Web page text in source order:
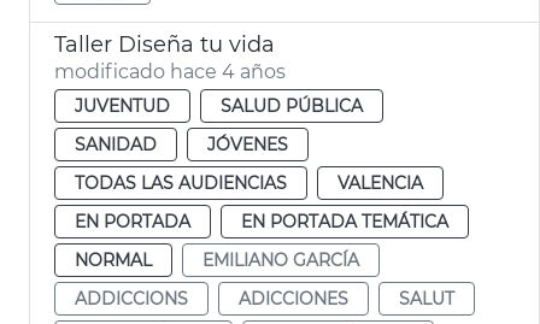
Taller Diseña tu vida
modificado hace 4 años
JUVENTUD
SALUD PÚBLICA
SANIDAD
JÓVENES
TODAS LAS AUDIENCIAS
VALENCIA
EN PORTADA
EN PORTADA TEMÁTICA
NORMAL
EMILIANO GARCÍA
ADDICCIONS
ADICCIONES
SALUT